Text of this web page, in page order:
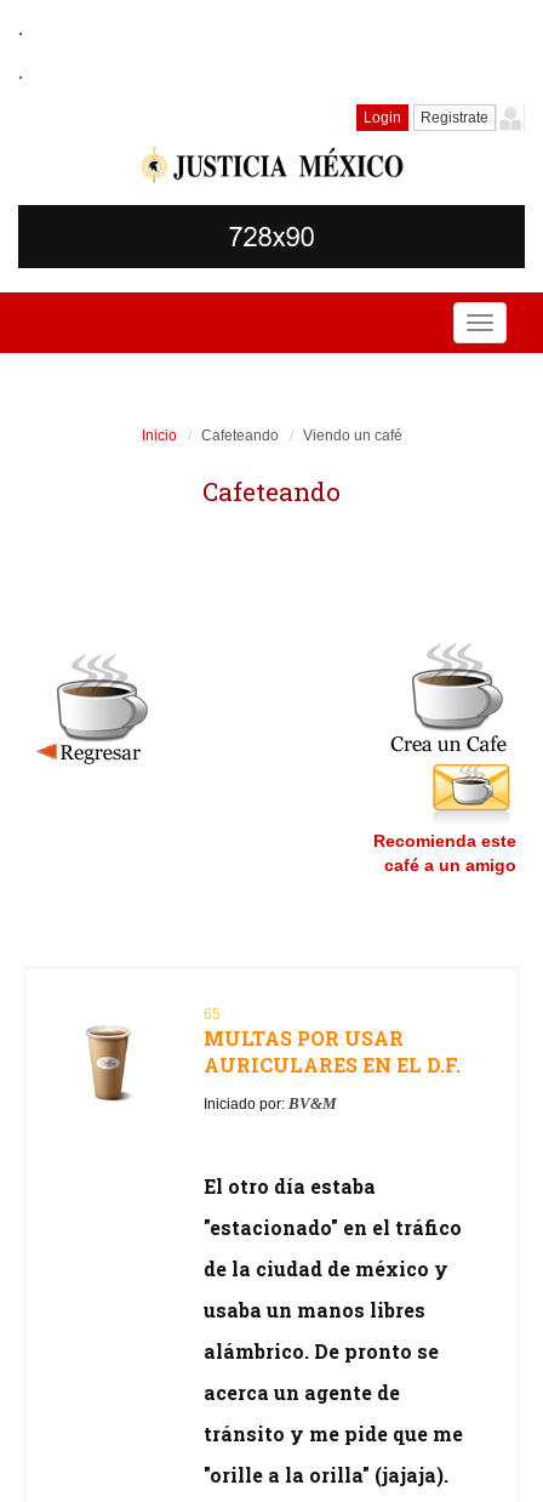
.
.
Login Registrate
Toggle
Inicio Cafeteando Viendo un café
Cafeteando
Recomienda este
café a un amigo
65
MULTAS POR USAR
AURICULARES EN EL D.F.
Iniciado por: BV&M
El otro día estaba
"estacionado" en el tráfico
de la ciudad de méxico y
usaba un manos libres
alámbrico. De pronto se
acerca un agente de
tránsito y me pide que me
"orille a la orilla" (jajaja).